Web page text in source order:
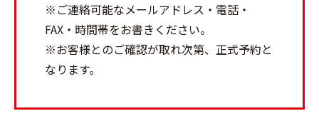
※ご連絡可能なメールアドレス・電話・
FAX・時間帯をお書きください。
※お客様とのご確認が取れ次第、正式予約と
なります。